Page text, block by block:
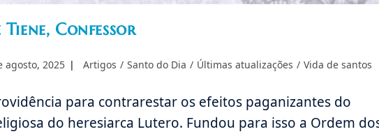
Confessor
agosto, 2025
Categoria
Artigos / Santo do Dia / Últimas atualizações / Vida de santos
para contrarestar os efeitos paganizantes do
do heresiarca Lutero. Fundou para isso a Ordem